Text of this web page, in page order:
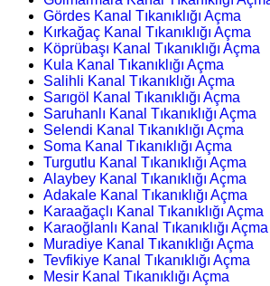
Gördes Kanal Tıkanıklığı Açma
Kırkağaç Kanal Tıkanıklığı Açma
Köprübaşı Kanal Tıkanıklığı Açma
Kula Kanal Tıkanıklığı Açma
Salihli Kanal Tıkanıklığı Açma
Sarıgöl Kanal Tıkanıklığı Açma
Saruhanlı Kanal Tıkanıklığı Açma
Selendi Kanal Tıkanıklığı Açma
Soma Kanal Tıkanıklığı Açma
Turgutlu Kanal Tıkanıklığı Açma
Alaybey Kanal Tıkanıklığı Açma
Adakale Kanal Tıkanıklığı Açma
Karaağaçlı Kanal Tıkanıklığı Açma
Karaoğlanlı Kanal Tıkanıklığı Açma
Muradiye Kanal Tıkanıklığı Açma
Tevfikiye Kanal Tıkanıklığı Açma
Mesir Kanal Tıkanıklığı Açma